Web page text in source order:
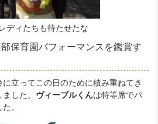
ディたちも待たせたな
保育園パフォーマンスを鑑賞す
立ってこの日のために積み重ねてき
した。 ヴィーブルくんは特等席でパ
。